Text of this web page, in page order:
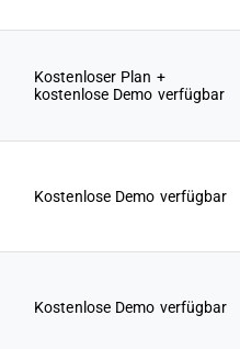
Kostenloser Plan +
kostenlose Demo verfügbar
Kostenlose Demo verfügbar
Kostenlose Demo verfügbar